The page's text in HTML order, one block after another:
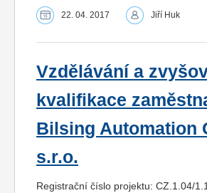
22. 04. 2017 Jiří Huk
Vzdělávání a
kvalifikace
Bilsing Automation
s.r.o.
Registrační číslo projektu: CZ.1.04/